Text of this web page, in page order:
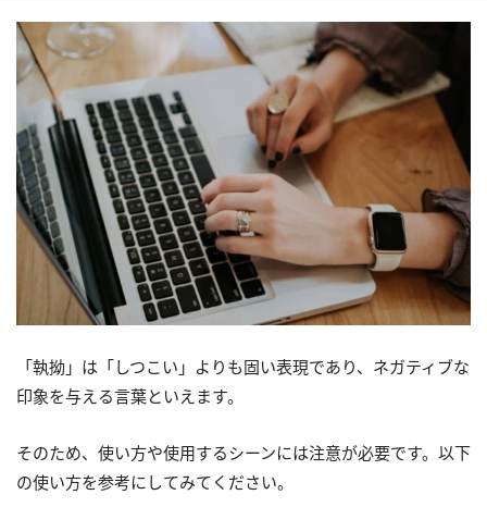
「執拗」は「しつこい」よりも固い表現であり、ネガティブな
印象を与える言葉といえます。
そのため、使い方や使用するシーンには注意が必要です。以下
の使い方を参考にしてみてください。